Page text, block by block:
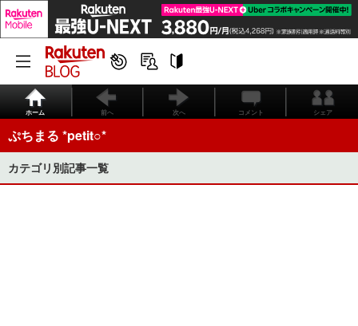
ホーム 前へ 次へ コメント シェア
ぷちまる *petit○*
カテゴリ別記事一覧